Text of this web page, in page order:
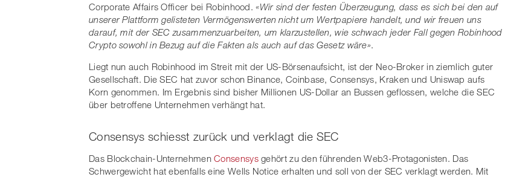
Corporate Affairs Officer bei Robinhood.«Wir sind der festen Überzeugung, dass es sich bei den auf
unserer Plattform gelisteten Vermögenswerten nicht um Wertpapiere handelt, und wir freuen uns
darauf, mit der SEC zusammenzuarbeiten, um klarzustellen, wie schwach jeder Fall gegen Robinhood
Crypto sowohl in Bezug auf die Fakten als auch auf das Gesetz wäre».
Liegt nun auch Robinhood im Streit mit der US-Börsenaufsicht, ist der Neo-Broker in ziemlich guter
Gesellschaft. Die SEC hat zuvor schon Binance, Coinbase, Consensys, Kraken und Uniswap aufs
Korn genommen. Im Ergebnis sind bisher Millionen US-Dollar an Bussen geflossen, welche die SEC
über betroffene Unternehmen verhängt hat.
Consensys schiesst zurück und verklagt die SEC
Das Blockchain-UnternehmenConsensysgehört zu den führenden Web3-Protagonisten. Das
Schwergewicht hat ebenfalls eine Wells Notice erhalten und soll von der SEC verklagt werden. Mit